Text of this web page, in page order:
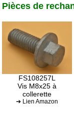
Pièces de
FS108257L
Vis M8x25 à
collerette
➔ Lien Amazon